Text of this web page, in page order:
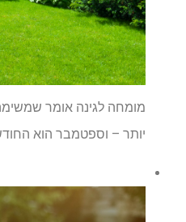
מומחה לגינה אומר
יותר – וספטמבר הוא